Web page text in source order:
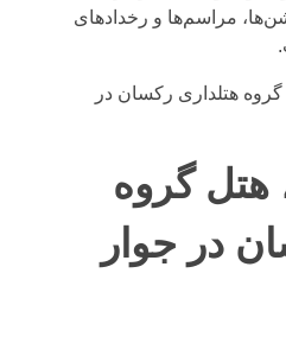
مراسم‌ها و رخدادهای
هتل گروه
در جوار